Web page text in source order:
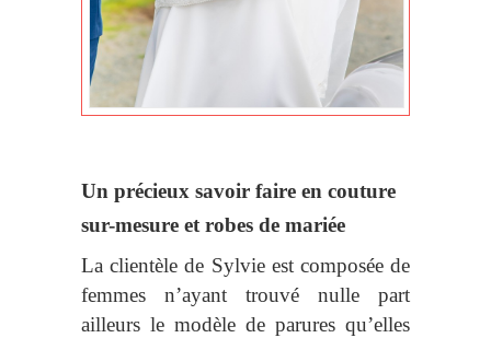
Un précieux savoir faire en couture
sur-mesure et robes de mariée
La clientèle de Sylvie est composée de
femmes n’ayant trouvé nulle part
ailleurs le modèle de parures qu’elles